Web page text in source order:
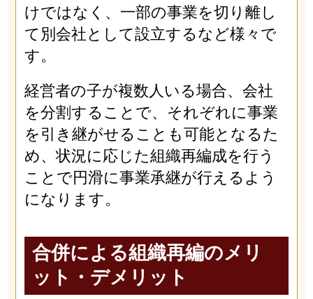
けではなく、一部の事業を切り離し
て別会社として設立するなど様々で
す。
経営者の子が複数人いる場合、会社
を分割することで、それぞれに事業
を引き継がせることも可能となるた
め、状況に応じた組織再編成を行う
ことで円滑に事業承継が行えるよう
になります。
合併による組織再編のメリ
ット・デメリット